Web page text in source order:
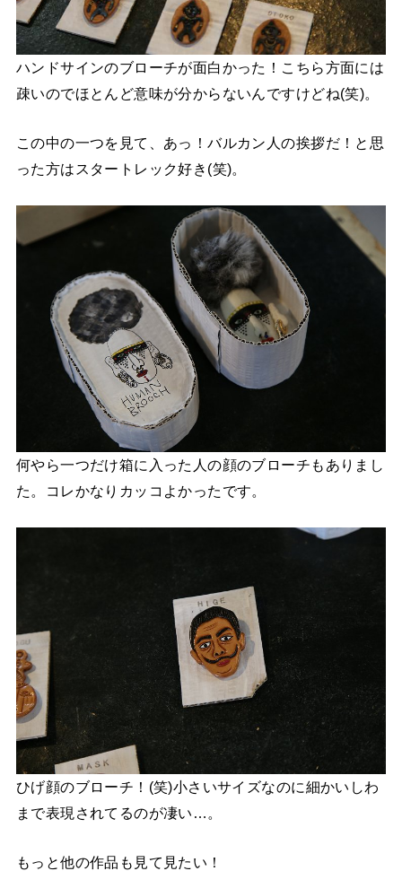
ハンドサインのブローチが面白かった！こちら方面には
疎いのでほとんど意味が分からないんですけどね(笑)。
この中の一つを見て、あっ！バルカン人の挨拶だ！と思
った方はスタートレック好き(笑)。
何やら一つだけ箱に入った人の顔のブローチもありまし
た。コレかなりカッコよかったです。
ひげ顔のブローチ！(笑)小さいサイズなのに細かいしわ
まで表現されてるのが凄い…。
もっと他の作品も見て見たい！